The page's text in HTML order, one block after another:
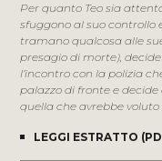
Per quanto Teo sia
sfuggono al suo controllo
tramano qualcosa alle
presagio di morte),
l’incontro con la polizia
palazzo di fronte e
quella che avrebbe voluto
LEGGI ESTRATTO